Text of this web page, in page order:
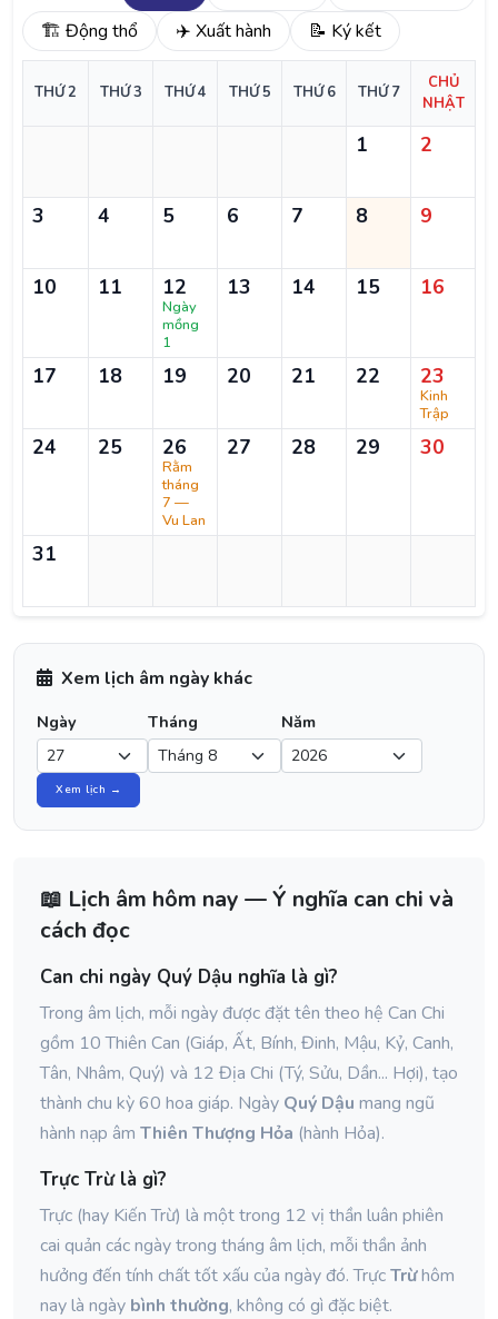
🏗️ Động thổ
✈️ Xuất hành 📝 Ký kết
THỨ 2 THỨ 3 THỨ 4 THỨ 5 THỨ 6 THỨ 7
CHỦ
NHẬT
1 2
3 4 5 6 7 8 9
10 11 12
Ngày
mồng
1
13 14 15 16
17 18 19 20 21 22 23
Kinh
Trập
24 25 26
Rằm
tháng
7 —
Vu Lan
27 28 29 30
31
Xem lịch âm ngày khác
Ngày Tháng Năm
Xem lịch →
📖 Lịch âm hôm nay — Ý nghĩa can chi và
cách đọc
Can chi ngày Quý Dậu nghĩa là gì?
Trong âm lịch, mỗi ngày được đặt tên theo hệ Can Chi
gồm 10 Thiên Can (Giáp, Ất, Bính, Đinh, Mậu, Kỷ, Canh,
Tân, Nhâm, Quý) và 12 Địa Chi (Tý, Sửu, Dần... Hợi), tạo
thành chu kỳ 60 hoa giáp. Ngày Quý Dậu mang ngũ
hành nạp âm Thiên Thượng Hỏa (hành Hỏa).
Trực Trừ là gì?
Trực (hay Kiến Trừ) là một trong 12 vị thần luân phiên
cai quản các ngày trong tháng âm lịch, mỗi thần ảnh
hưởng đến tính chất tốt xấu của ngày đó. TrựcTrừhôm
nay là ngày bình thường, không có gì đặc biệt.